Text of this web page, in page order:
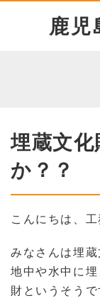
鹿児
埋蔵文
か？？
こんにちは、工
みなさんは埋
地中や水中に
財というそうで